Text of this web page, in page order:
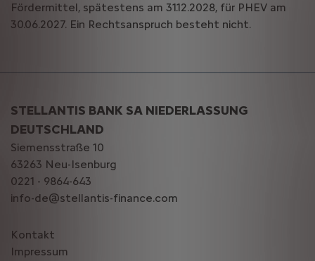
Fördermittel, spätestens am 31.12.2028, für PHEV am
30.06.2027. Ein Rechtsanspruch besteht nicht.
STELLANTIS BANK SA NIEDERLASSUNG
DEUTSCHLAND
Siemensstraße 10
63263 Neu-Isenburg
0221 - 9864-643
info-de@stellantis-finance.com
Kontakt
Impressum